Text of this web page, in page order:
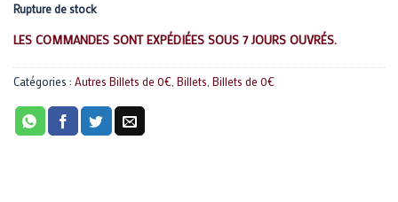
Rupture de stock
LES COMMANDES SONT EXPÉDIÉES SOUS 7 JOURS OUVRÉS.
Catégories : Autres Billets de 0€, Billets, Billets de 0€